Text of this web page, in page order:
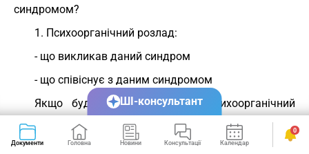
синдромом?
1. Психоорганічний розлад:
- що викликав даний синдром
- що співіснує з даним синдромом
Якщо будь-що є, розглянути психоорганічний
синдром
2. Депресивні симптоми
Документи Головна Новини Консультації Календар Сервіси
0
ШІ-консультант